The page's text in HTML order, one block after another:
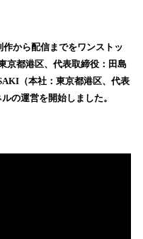
から配信までをワンストッ
京都港区、代表取締役：田島
（本社：東京都港区、代表
の運営を開始しました。